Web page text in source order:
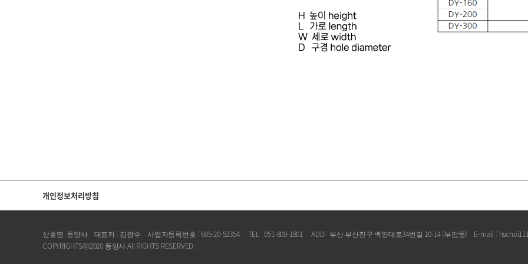
개인정보처리방침
상호명 :동양사 대표자 : 김광수 사업자등록번호 : 605-20-52354 TEL : 051-809-1801 ADD : 부산 부산진구 백양대로34번길 10-14 (부암동) E-mail :
COPYRIGHTSⓒ2020 동양사 All RIGHTS RESERVED.